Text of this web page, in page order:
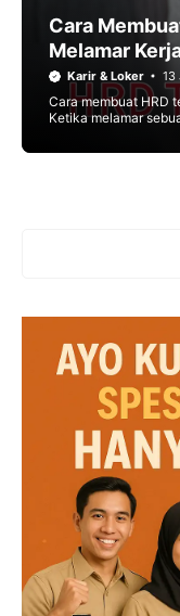
Cara
Melamar
Karir & Loker 13
Cara membuat HRD
Ketika melamar
kamu